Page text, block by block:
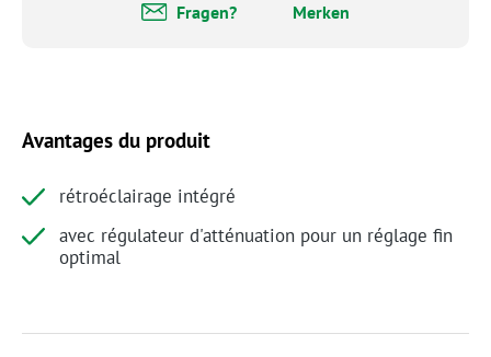
Fragen? Merken
Avantages du produit
rétroéclairage intégré
avec régulateur d'atténuation pour un réglage fin
optimal